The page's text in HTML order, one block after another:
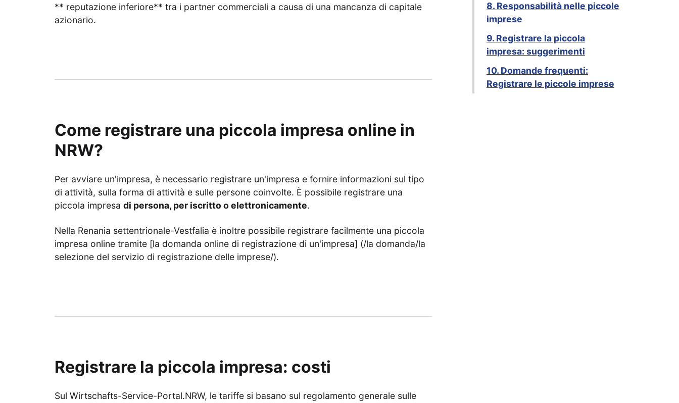
** reputazione inferiore** tra i partner commerciali a causa di una mancanza di capitale
azionario.
Come registrare una piccola impresa online in
NRW?
Per avviare un'impresa, è necessario registrare un'impresa e fornire informazioni sul tipo
di attività, sulla forma di attività e sulle persone coinvolte. È possibile registrare una
piccola impresa di persona, per iscritto o elettronicamente.
Nella Renania settentrionale-Vestfalia è inoltre possibile registrare facilmente una piccola
impresa online tramite [la domanda online di registrazione di un'impresa] (/la domanda/la
selezione del servizio di registrazione delle imprese/).
Registrare la piccola impresa: costi
Sul Wirtschafts-Service-Portal.NRW, le tariffe si basano sul regolamento generale sulle
8. Responsabilità nelle piccole
imprese
9. Registrare la piccola
impresa: suggerimenti
10. Domande frequenti:
Registrare le piccole imprese